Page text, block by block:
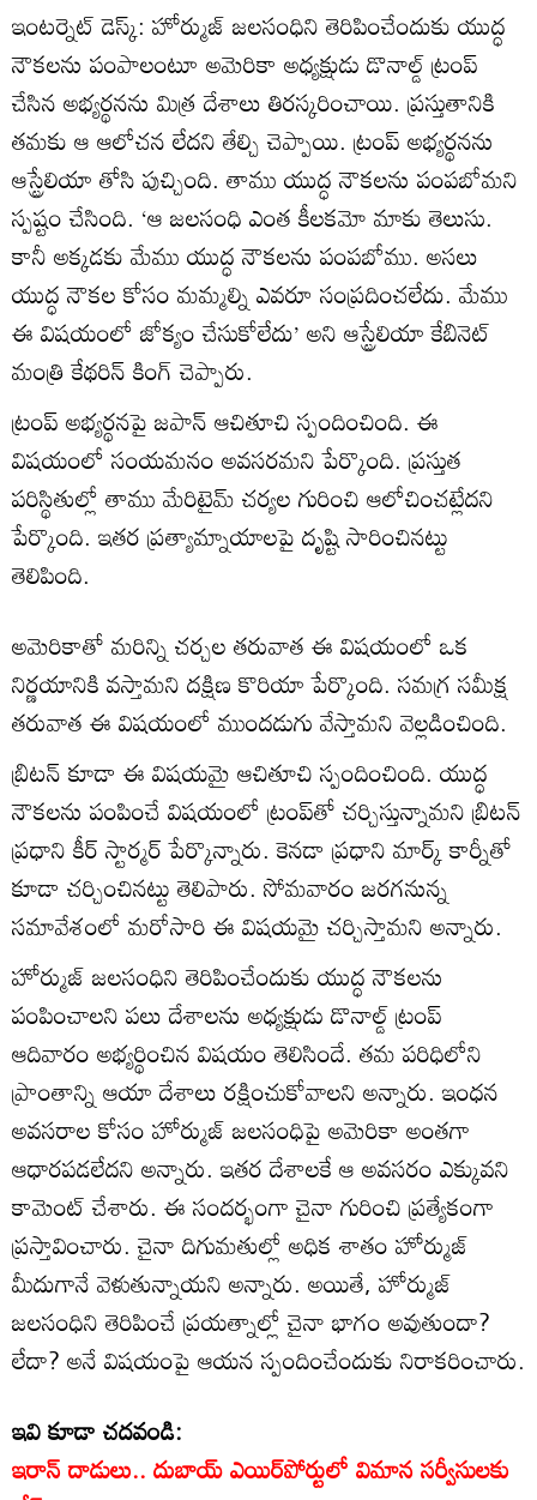
ఇంటర్నెట్ డెస్క్: హోర్ముజ్ జలసంధిని తెరిపించేందుకు యుద్ధ
నౌకలను పంపాలంటూ అమెరికా అధ్యక్షుడు డొనాల్డ్ ట్రంప్
చేసిన అభ్యర్థనను మిత్ర దేశాలు తిరస్కరించాయి. ప్రస్తుతానికి
తమకు ఆ ఆలోచన లేదని తేల్చి చెప్పాయి. ట్రంప్ అభ్యర్థనను
ఆస్ట్రేలియా తోసి పుచ్చింది. తాము యుద్ధ నౌకలను పంపబోమని
స్పష్టం చేసింది. ‘ఆ జలసంధి ఎంత కీలకమో మాకు తెలుసు.
కానీ అక్కడకు మేము యుద్ధ నౌకలను పంపబోము. అసలు
యుద్ధ నౌకల కోసం మమ్మల్ని ఎవరూ సంప్రదించలేదు. మేము
ఈ విషయంలో జోక్యం చేసుకోలేదు’ అని ఆస్ట్రేలియా కేబినెట్
మంత్రి కేథరిన్ కింగ్ చెప్పారు.
ట్రంప్ అభ్యర్థనపై జపాన్ ఆచితూచి స్పందించింది. ఈ
విషయంలో సంయమనం అవసరమని పేర్కొంది. ప్రస్తుత
పరిస్థితుల్లో తాము మేరిటైమ్ చర్యల గురించి ఆలోచించట్లేదని
పేర్కొంది. ఇతర ప్రత్యామ్నాయాలపై దృష్టి సారించినట్టు
తెలిపింది.
అమెరికాతో మరిన్ని చర్చల తరువాత ఈ విషయంలో ఒక
నిర్ణయానికి వస్తామని దక్షిణ కొరియా పేర్కొంది. సమగ్ర సమీక్ష
తరువాత ఈ విషయంలో ముందడుగు వేస్తామని వెల్లడించింది.
బ్రిటన్‌ కూడా ఈ విషయమై ఆచితూచి స్పందించింది. యుద్ధ
నౌకలను పంపించే విషయంలో ట్రంప్‌తో చర్చిస్తున్నామని బ్రిటన్
ప్రధాని కీర్ స్టార్మర్ పేర్కొన్నారు. కెనడా ప్రధాని మార్క్ కార్నీతో
కూడా చర్చించినట్టు తెలిపారు. సోమవారం జరగనున్న
సమావేశంలో మరోసారి ఈ విషయమై చర్చిస్తామని అన్నారు.
హోర్ముజ్ జలసంధిని తెరిపించేందుకు యుద్ధ నౌకలను
పంపించాలని పలు దేశాలను అధ్యక్షుడు డొనాల్డ్ ట్రంప్
ఆదివారం అభ్యర్థించిన విషయం తెలిసిందే. తమ పరిధిలోని
ప్రాంతాన్ని ఆయా దేశాలు రక్షించుకోవాలని అన్నారు. ఇంధన
అవసరాల కోసం హోర్ముజ్ జలసంధిపై అమెరికా అంతగా
ఆధారపడలేదని అన్నారు. ఇతర దేశాలకే ఆ అవసరం ఎక్కువని
కామెంట్ చేశారు. ఈ సందర్భంగా చైనా గురించి ప్రత్యేకంగా
ప్రస్తావించారు. చైనా దిగుమతుల్లో అధిక శాతం హోర్ముజ్
మీదుగానే వెళుతున్నాయని అన్నారు. అయితే, హోర్ముజ్
జలసంధిని తెరిపించే ప్రయత్నాల్లో చైనా భాగం అవుతుందా?
లేదా? అనే విషయంపై ఆయన స్పందించేందుకు నిరాకరించారు.
ఇవి కూడా చదవండి:
ఇరాన్ దాడులు.. దుబాయ్ ఎయిర్‌పోర్టులో విమాన సర్వీసులకు